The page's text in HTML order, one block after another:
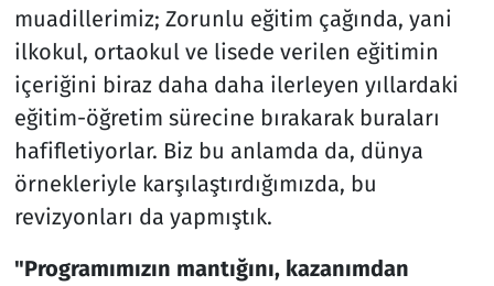
muadillerimiz; Zorunlu eğitim çağında, yani
ilkokul, ortaokul ve lisede verilen eğitimin
içeriğini biraz daha daha ilerleyen yıllardaki
eğitim-öğretim sürecine bırakarak buraları
hafifletiyorlar. Biz bu anlamda da, dünya
örnekleriyle karşılaştırdığımızda, bu
revizyonları da yapmıştık.
"Programımızın mantığını, kazanımdan